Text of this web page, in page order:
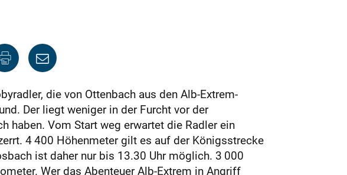
die von Ottenbach aus den Alb-Extrem-
Der liegt weniger in der Furcht vor der
haben. Vom Start weg erwartet die Radler ein
4 400 Höhenmeter gilt es auf der Königsstrecke
ist daher nur bis 13.30 Uhr möglich. 3 000
Wer das Abenteuer Alb-Extrem in Angriff